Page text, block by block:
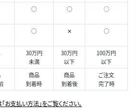
○ ○ ◯
○ ✕ ○
30万円
未満
30万円
以下
100万円
以下
商品
到着時
商品
到着後
ご注文
完了時
支払い方法」をご覧ください。